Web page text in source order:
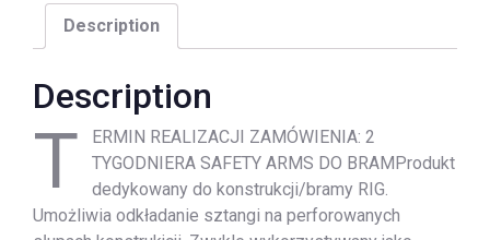
Description
Description
T
ERMIN REALIZACJI ZAMÓWIENIA: 2
TYGODNIERA SAFETY ARMS DO BRAMProdukt
dedykowany do konstrukcji/bramy RIG.
Umożliwia odkładanie sztangi na perforowanych